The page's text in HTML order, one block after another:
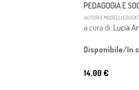
PEDAGOGIA E
AUTORI E MODELLI
a cura di: Lucia
Disponibile/In
14.00 €